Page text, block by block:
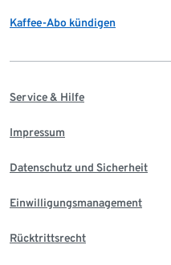
Kaffee-Abo kündigen
Service & Hilfe
Impressum
Datenschutz und Sicherheit
Einwilligungsmanagement
Rücktrittsrecht